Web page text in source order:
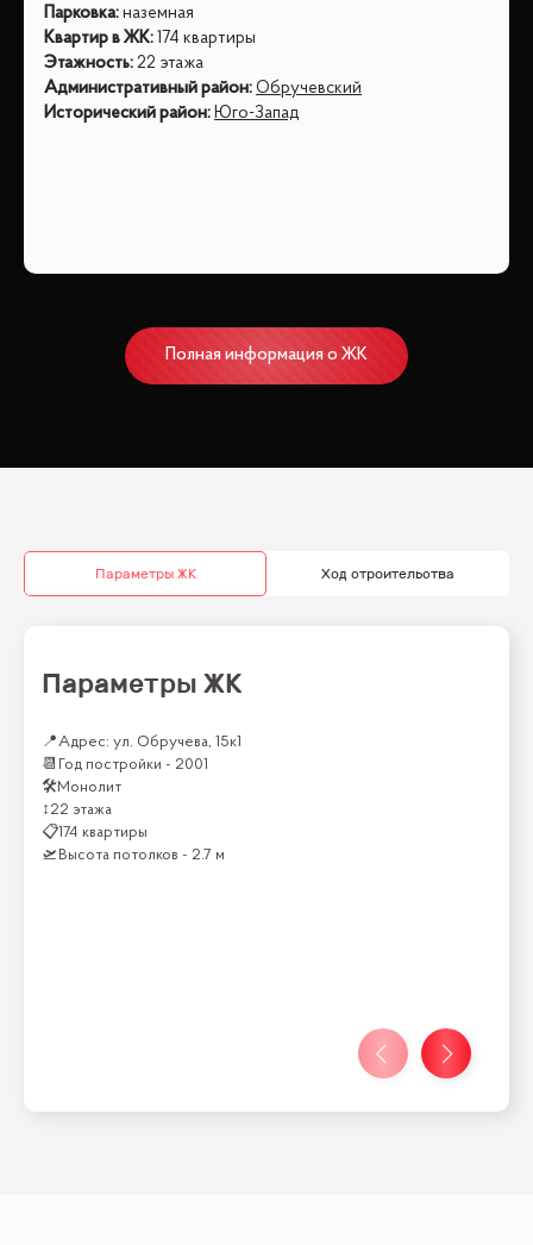
Парковка: наземная
Квартир в ЖК: 174 квартиры
Этажность: 22 этажа
Административный район: Обручевский
Исторический район: Юго-Запад
Полная информация о ЖК
Параметры ЖК Ход строительства
Параметры ЖК
📍Адрес: ул. Обручева, 15к1
📆
Год постройки - 2001
🛠Монолит
↕ 22 этажа
📋 174 квартиры
🛫 Высота потолков - 2.7 м